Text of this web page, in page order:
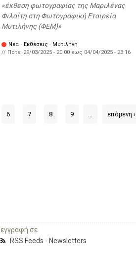
έκθεση φωτογραφίας της Μαριλένας
Φιλαΐτη στη Φωτογραφική Εταιρεία
Μυτιλήνης (ΦΕΜ)
Νέα · Εκθέσεις · Μυτιλήνη
// Πότε: 29/03/2025 - 20:00 έως 04/04/2025 - 23:16
6 7 8 9 … επόμενη ›
εγγραφή σε
RSS Feeds - Newsletters